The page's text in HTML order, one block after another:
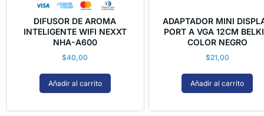
DIFUSOR DE AROMA
INTELIGENTE WIFI NEXXT
NHA-A600
$40,00
Añadir al carrito
ADAPTADOR MINI
PORT A VGA 12CM
COLOR NEGRO
$21,00
Añadir al carrito